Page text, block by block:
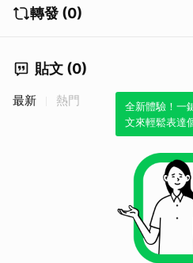
轉發 (0)
貼文 (0)
全新體驗！一
文來輕鬆表達
最新 熱門